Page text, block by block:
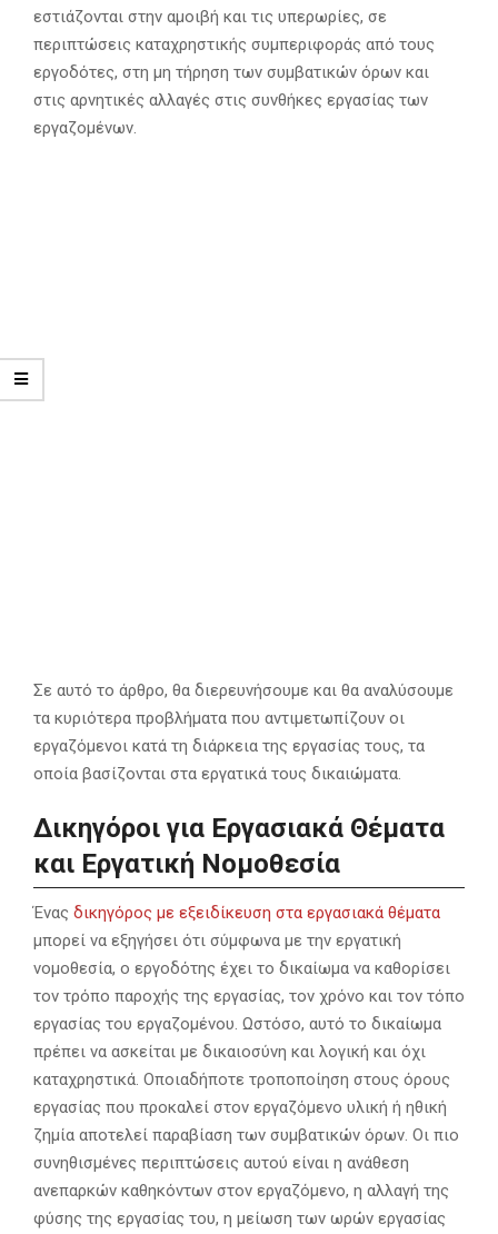
εστιάζονται στην αμοιβή και τις υπερωρίες, σε
περιπτώσεις καταχρηστικής συμπεριφοράς από τους
εργοδότες, στη μη τήρηση των συμβατικών όρων και
στις αρνητικές αλλαγές στις συνθήκες εργασίας των
εργαζομένων.
Σε αυτό το άρθρο, θα διερευνήσουμε και θα αναλύσουμε
τα κυριότερα προβλήματα που αντιμετωπίζουν οι
εργαζόμενοι κατά τη διάρκεια της εργασίας τους, τα
οποία βασίζονται στα εργατικά τους δικαιώματα.
Δικηγόροι για Εργασιακά Θέματα
και Εργατική Νομοθεσία
Ένας δικηγόρος με εξειδίκευση στα εργασιακά θέματα
μπορεί να εξηγήσει ότι σύμφωνα με την εργατική
νομοθεσία, ο εργοδότης έχει το δικαίωμα να καθορίσει
τον τρόπο παροχής της εργασίας, τον χρόνο και τον τόπο
εργασίας του εργαζομένου. Ωστόσο, αυτό το δικαίωμα
πρέπει να ασκείται με δικαιοσύνη και λογική και όχι
καταχρηστικά. Οποιαδήποτε τροποποίηση στους όρους
εργασίας που προκαλεί στον εργαζόμενο υλική ή ηθική
ζημία αποτελεί παραβίαση των συμβατικών όρων. Οι πιο
συνηθισμένες περιπτώσεις αυτού είναι η ανάθεση
ανεπαρκών καθηκόντων στον εργαζόμενο, η αλλαγή της
φύσης της εργασίας του, η μείωση των ωρών εργασίας